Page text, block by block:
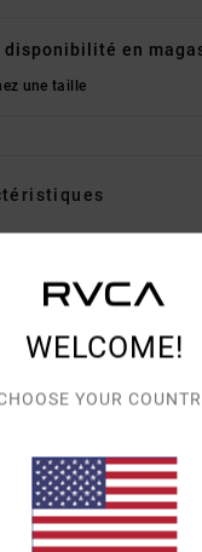
disponibilité en
une taille
Code couleur
réglable avec
liens à nouer
nylon recyclé
WELCOME!
YOUR